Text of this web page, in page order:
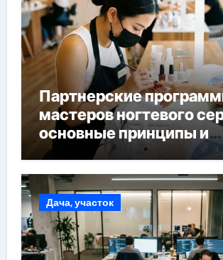
Партнерские
мастеров ногтевого
основные принципы и
форматы участия
Дача, участок